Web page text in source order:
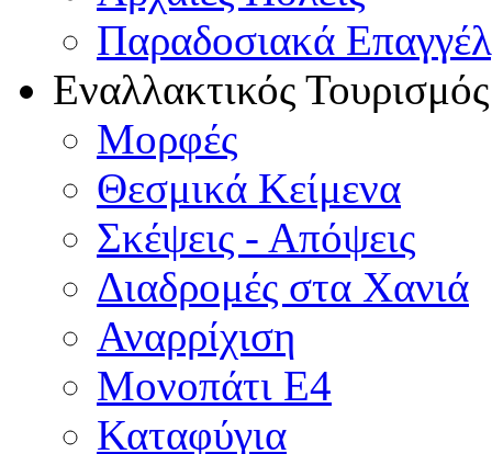
Παραδοσιακά
Εναλλακτικός Τουρισμός
Μορφές
Θεσμικά Κείμενα
Σκέψεις - Απόψεις
Διαδρομές στα Χανιά
Αναρρίχιση
Μονοπάτι Ε4
Καταφύγια